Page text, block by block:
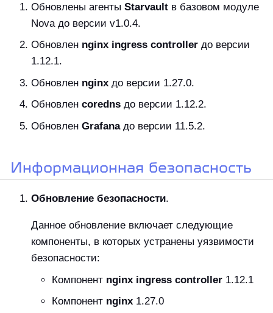
Обновлены агенты Starvault в базовом модуле
Nova до версии v1.0.4.
Обновлен nginx ingress controller до версии
1.12.1.
Обновлен nginx до версии 1.27.0.
Обновлен coredns до версии 1.12.2.
Обновлен Grafanaдо версии 11.5.2.
Информационная безопасность
Обновление безопасности.
Данное обновление включает следующие
компоненты, в которых устранены уязвимости
безопасности:
Компонент nginx ingress controller 1.12.1
Компонент nginx 1.27.0